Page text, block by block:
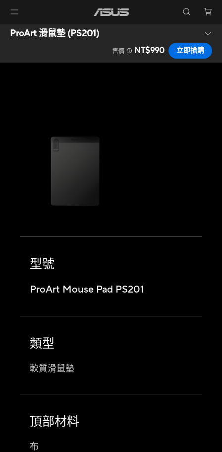
ProArt 滑鼠墊 (PS201)
售價 NT$990 立即搶購
型號
ProArt Mouse Pad PS201
類型
軟質滑鼠墊
頂部材料
布